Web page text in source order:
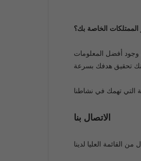
الخاصة بك؟
أفضل المعلومات
تحقيق هدفك بسرعة
التي تهمك في نشاطنا
الاتصال بنا
القائمة العليا لدينا